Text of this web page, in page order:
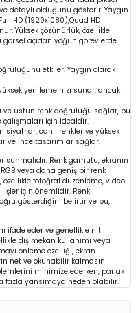
detaylı olduğunu gösterir. Yaygın
HD (1920x1080),Quad HD
Yüksek çözünürlük, özellikle
açıdan yoğun görevlerde
etkiler. Yaygın olarak
yenileme hızı sunar, ancak
ve üstün renk doğruluğu sağlar, bu
için idealdir.
siyahlar, canlı renkler ve yüksek
ve ince tasarımlar sağlar.
sunmalıdır. Renk gamutu, ekranın
veya daha geniş bir renk
fotoğraf düzenleme, video
işler için önemlidir. Renk
gösterdiğini belirtir ve bu,
ifade eder ve genellikle nit
dış mekan kullanımı veya
önleme özelliği, ekran
net ve okunabilir kalmasını
minimize ederken, parlak
fazla yansımaya neden olabilir.